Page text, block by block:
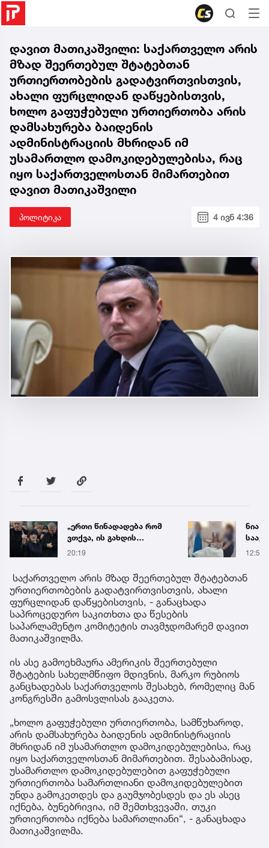
დავით მათიკაშვილი: საქართველო არის
მზად შეერთებულ შტატებთან
ურთიერთობების გადატვირთვისთვის,
ახალი ფურცლიდან დაწყებისთვის,
ხოლო გაფუჭებული ურთიერთობა არის
დამსახურება ბაიდენის
ადმინისტრაციის მხრიდან იმ
უსამართლო დამოკიდებულებისა, რაც
იყო საქართველოსთან მიმართებით
დავით მათიკაშვილი
პოლიტიკა 4 ივნ 4:36
„ერთი წინადადება რომ
ვთქვა, ის გახდის
ნათელს, თუ რატომ იყო
წამქეზებელი...“ - გიგა
ავალიანის დედა
20:19
ნია
12:56
საქართველო არის მზად შეერთებულ შტატებთან
ურთიერთობების გადატვირთვისთვის, ახალი
ფურცლიდან დაწყებისთვის, - განაცხადა
საპროცედურო საკითხთა და წესების
საპარლამენტო კომიტეტის თავმჯდომარემ დავით
მათიკაშვილმა.
ის ასე გამოეხმაურა ამერიკის შეერთებული
შტატების სახელმწიფო მდივნის, მარკო რუბიოს
განცხადებას საქართველოს შესახებ, რომელიც მან
კონგრესში გამოსვლისას გააკეთა.
„ხოლო გაფუჭებული ურთიერთობა, სამწუხაროდ,
არის დამსახურება ბაიდენის ადმინისტრაციის
მხრიდან იმ უსამართლო დამოკიდებულებისა, რაც
იყო საქართველოსთან მიმართებით. შესაბამისად,
უსამართლო დამოკიდებულებით გაფუჭებული
ურთიერთობა სამართლიანი დამოკიდებულებით
უნდა გამოკეთდეს და გაუმჯობესდეს და ეს ასეც
იქნება, ბუნებრივია, იმ შემთხვევაში, თუკი
ურთიერთობა იქნება სამართლიანი“, - განაცხადა
მათიკაშვილმა.